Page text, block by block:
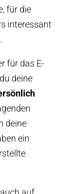
für die
interessant
.
für das E-
deine
deine
ein